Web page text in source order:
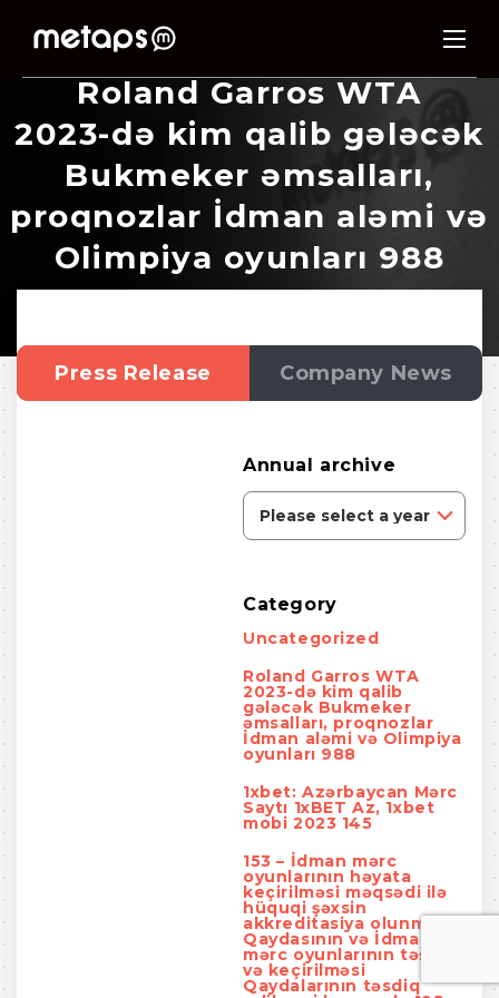
Roland Garros WTA
2023-də kim qalib gələcək
Bukmeker əmsalları,
proqnozlar İdman aləmi və
Olimpiya oyunları 988
Press Release Company News
Annual archive
Category
Uncategorized
Roland Garros WTA
2023-də kim qalib
gələcək Bukmeker
əmsalları, proqnozlar
İdman aləmi və Olimpiya
oyunları 988
1xbet: Azərbaycan Mərc
Saytı 1xBET Az, 1xbet
mobi 2023 145
153 – İdman mərc
oyunlarının həyata
keçirilməsi məqsədi ilə
hüquqi şəxsin
akkreditasiya olunması
Qaydasının və İdman
mərc oyunlarının təşkili
və keçirilməsi
Qaydalarının təsdiq